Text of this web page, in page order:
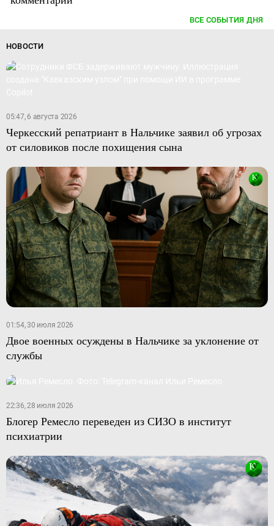
ВСЕ СОБЫТИЯ ДНЯ
НОВОСТИ
05:47, 6 августа 2026
Черкесский репатриант в Нальчике заявил об угрозах
от силовиков после похищения сына
01:54, 30 июля 2026
Двое военных осуждены в Нальчике за уклонение от
службы
22:36, 28 июля 2026
Блогер Ремесло переведен из СИЗО в институт
психиатрии